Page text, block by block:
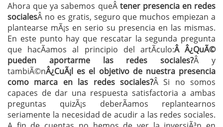
Ahora que ya sabemos queÂ tener presencia en redes
socialesÂ no es gratis, seguro que muchos empiezan a
plantearse mÃ¡s en serio su presencia en las mismas.
En este punto hay que rescatar la segunda pregunta
que hacÃ­amos al principio del artÃ­culo:Â Â¿QuÃ©
pueden aportarme las redes sociales?Â y
tambiÃ©nÂ¿CuÃ¡l es el objetivo de nuestra presencia
como marca en las redes sociales?Â Si no somos
capaces de dar una respuesta satisfactoria a ambas
preguntas quizÃ¡s deberÃ­amos replantearnos
seriamente la necesidad de acudir a las redes sociales.